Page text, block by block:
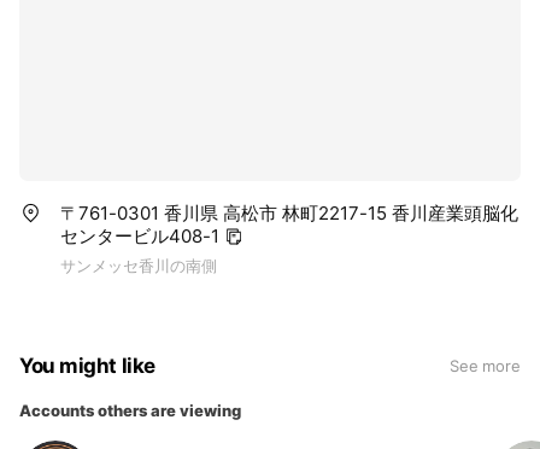
〒761-0301 香川県 高松市 林町2217-15 香川産業頭脳化
センタービル408-1
サンメッセ香川の南側
You might like See more
Accounts others are viewing